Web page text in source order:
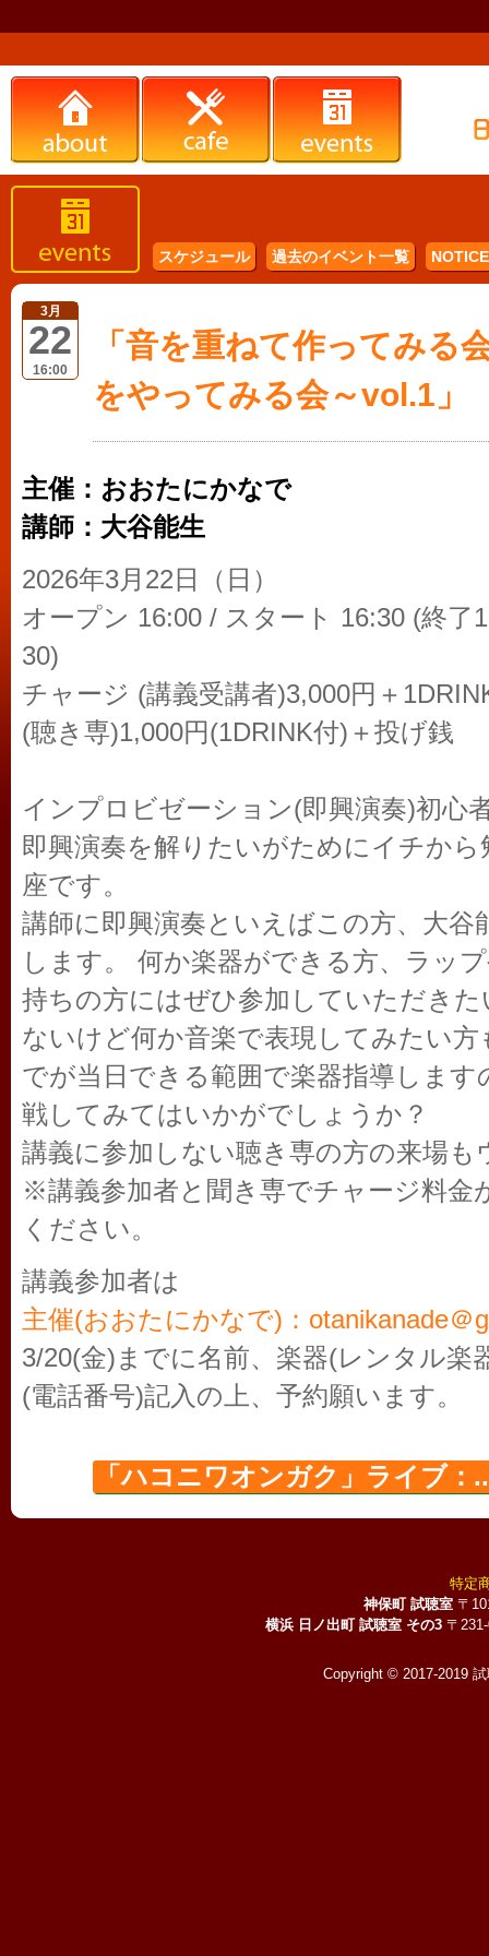
スケジュール 過去のイベント一覧
3月
22
16:00
「音を重ねて作ってみる
をやってみる会～vol.1」
主催：おおたにかなで
講師：大谷能生
2026年3月22日（日）
オープン 16:00 / スタート 16:30 (終了
30)
チャージ (講義受講者)3,000円＋
(聴き専)1,000円(1DRINK付)＋投げ銭
インプロビゼーション(即興演奏)初心
即興演奏を解りたいがためにイチか
座です。
講師に即興演奏といえばこの方、大谷
します。 何か楽器ができる方、ラッ
持ちの方にはぜひ参加していただき
ないけど何か音楽で表現してみたい
でが当日できる範囲で楽器指導しま
戦してみてはいかがでしょうか？
講義に参加しない聴き専の方の来場も
※講義参加者と聞き専でチャージ料金
ください。
講義参加者は
主催(おおたにかなで)：otanikanade＠
3/20(金)までに名前、楽器(レンタル楽
(電話番号)記入の上、予約願います。
「ハコニワオンガク」ライブ：
特定
神保町 試聴室 〒
横浜 日ノ出町 試聴室 その3 〒
Copyright © 2017-2019